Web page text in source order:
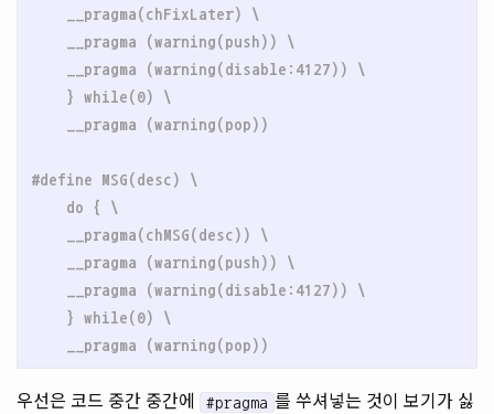
    __pragma(chFixLater) \
    __pragma (warning(push)) \
    __pragma (warning(disable:4127)) \
    } while(0) \
#define MSG(desc) \
    do { \
    __pragma(chMSG(desc)) \
    __pragma (warning(push)) \
    __pragma (warning(disable:4127)) \
    } while(0) \
우선은 코드 중간 중간에 #pragma 를 쑤셔넣는 것이 보기가 싫